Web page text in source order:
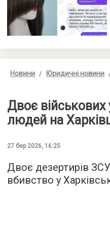
Новини Юридичні новини
Двоє
людей на
27 бер 2026, 16:25
Двоє дезертирів
вбивство у